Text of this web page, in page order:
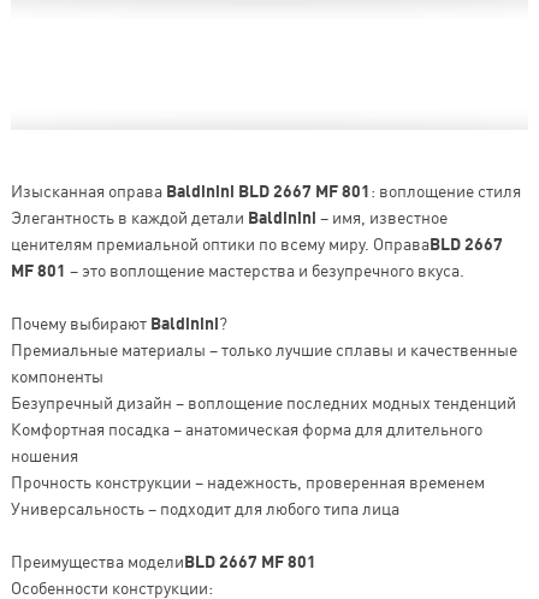
Изысканная оправа Baldinini BLD 2667 MF 801: воплощение стиля
Элегантность в каждой детали Baldinini – имя, известное
ценителям премиальной оптики по всему миру. ОправаBLD 2667
MF 801 – это воплощение мастерства и безупречного вкуса.
Почему выбирают Baldinini?
Премиальные материалы – только лучшие сплавы и качественные
компоненты
Безупречный дизайн – воплощение последних модных тенденций
Комфортная посадка – анатомическая форма для длительного
ношения
Прочность конструкции – надежность, проверенная временем
Универсальность – подходит для любого типа лица
Преимущества моделиBLD 2667 MF 801
Особенности конструкции: